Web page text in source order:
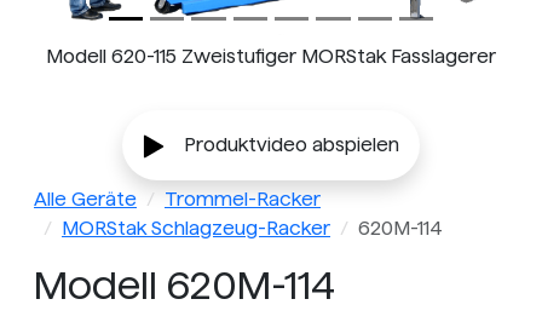
Modell 620-115 Zweistufiger MORStak Fasslagerer
Produktvideo abspielen
Alle Geräte
Trommel-Racker
MORStak Schlagzeug-Racker
620M-114
Modell 620M-114